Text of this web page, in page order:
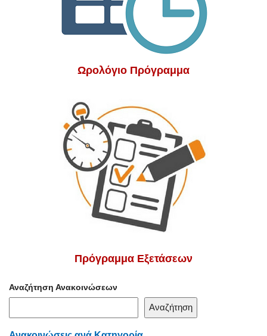
Ωρολόγιο Πρόγραμμα
Πρόγραμμα Εξετάσεων
Αναζήτηση Ανακοινώσεων
Αναζήτηση